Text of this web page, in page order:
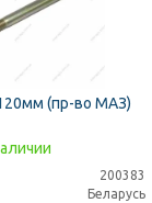
(пр-во МАЗ)
200383
Беларусь